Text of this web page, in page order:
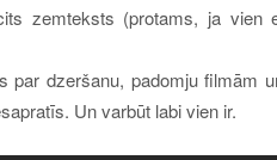
zemteksts (protams, ja vien
dzeršanu, padomju filmām
Un varbūt labi vien ir.